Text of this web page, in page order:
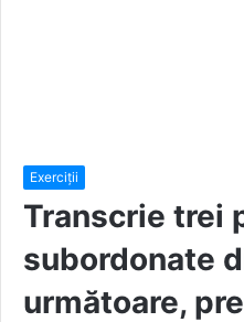
Exerciții
Transcrie trei
subordonate
următoare,